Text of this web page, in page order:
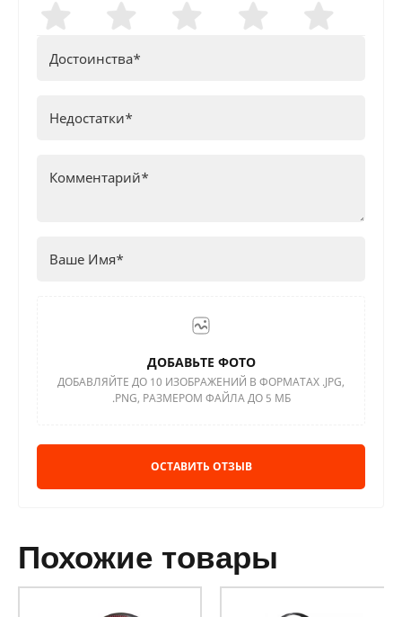
ДОБАВЬТЕ ФОТО
ДОБАВЛЯЙТЕ ДО 10 ИЗОБРАЖЕНИЙ В ФОРМАТАХ .JPG,
.PNG, РАЗМЕРОМ ФАЙЛА ДО 5 МБ
ОСТАВИТЬ ОТЗЫВ
похожие товары